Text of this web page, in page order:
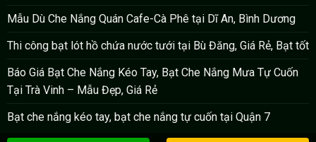
Mẫu Dù Che Nắng Quán Cafe-Cà Phê tại Dĩ An, Bình Dương
Thi công bạt lót hồ chứa nước tưới tại Bù Đăng, Giá Rẻ, Bạt tốt
Báo Giá Bạt Che Nắng Kéo Tay, Bạt Che Nắng Mưa Tự Cuốn
Tại Trà Vinh – Mẫu Đẹp, Giá Rẻ
Bạt che nắng kéo tay, bạt che nắng tự cuốn tại Quận 7